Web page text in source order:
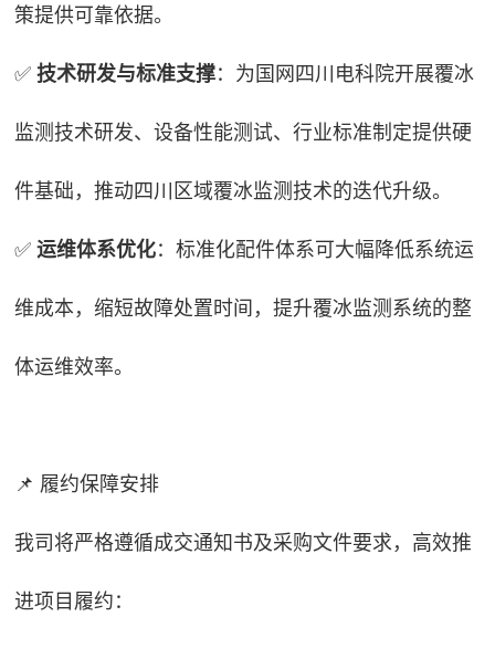
策提供可靠依据。
✅技术研发与标准支撑：为国网四川电科院开展覆冰
监测技术研发、设备性能测试、行业标准制定提供硬
件基础，推动四川区域覆冰监测技术的迭代升级。
✅运维体系优化：标准化配件体系可大幅降低系统运
维成本，缩短故障处置时间，提升覆冰监测系统的整
体运维效率。
📌 履约保障安排
我司将严格遵循成交通知书及采购文件要求，高效推
进项目履约：